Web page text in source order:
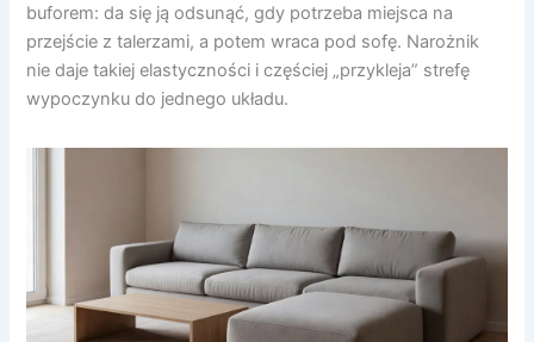
buforem: da się ją odsunąć, gdy potrzeba miejsca na
przejście z talerzami, a potem wraca pod sofę. Narożnik
nie daje takiej elastyczności i częściej „przykleja” strefę
wypoczynku do jednego układu.